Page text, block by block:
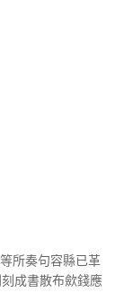
所奏句容縣已革
成書散布歛錢應